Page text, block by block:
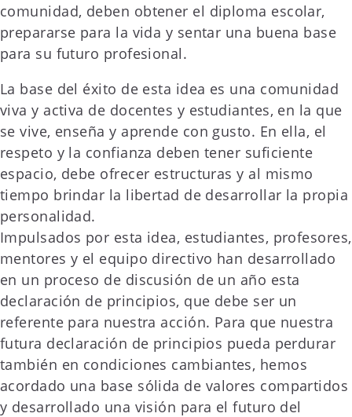
comunidad, deben obtener el diploma escolar,
prepararse para la vida y sentar una buena base
para su futuro profesional.
La base del éxito de esta idea es una comunidad
viva y activa de docentes y estudiantes, en la que
se vive, enseña y aprende con gusto. En ella, el
respeto y la confianza deben tener suficiente
espacio, debe ofrecer estructuras y al mismo
tiempo brindar la libertad de desarrollar la propia
personalidad.
Impulsados por esta idea, estudiantes, profesores,
mentores y el equipo directivo han desarrollado
en un proceso de discusión de un año esta
declaración de principios, que debe ser un
referente para nuestra acción. Para que nuestra
futura declaración de principios pueda perdurar
también en condiciones cambiantes, hemos
acordado una base sólida de valores compartidos
y desarrollado una visión para el futuro del